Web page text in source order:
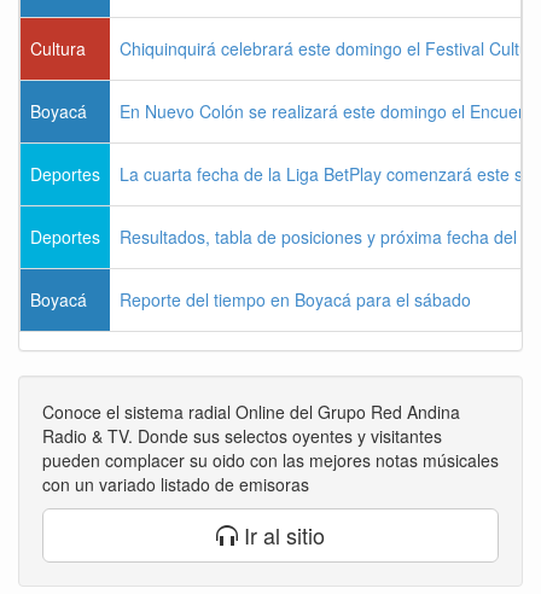
Cultura Chiquinquirá celebrará este domingo el Festival
Boyacá En Nuevo Colón se realizará este domingo el
Deportes La cuarta fecha de la Liga BetPlay comenzará este
Deportes Resultados, tabla de posiciones y próxima fecha del
Boyacá Reporte del tiempo en Boyacá para el sábado
Conoce el sistema radial Online del Grupo Red Andina
Radio & TV. Donde sus selectos oyentes y visitantes
pueden complacer su oido con las mejores notas músicales
con un variado listado de emisoras
Ir al sitio